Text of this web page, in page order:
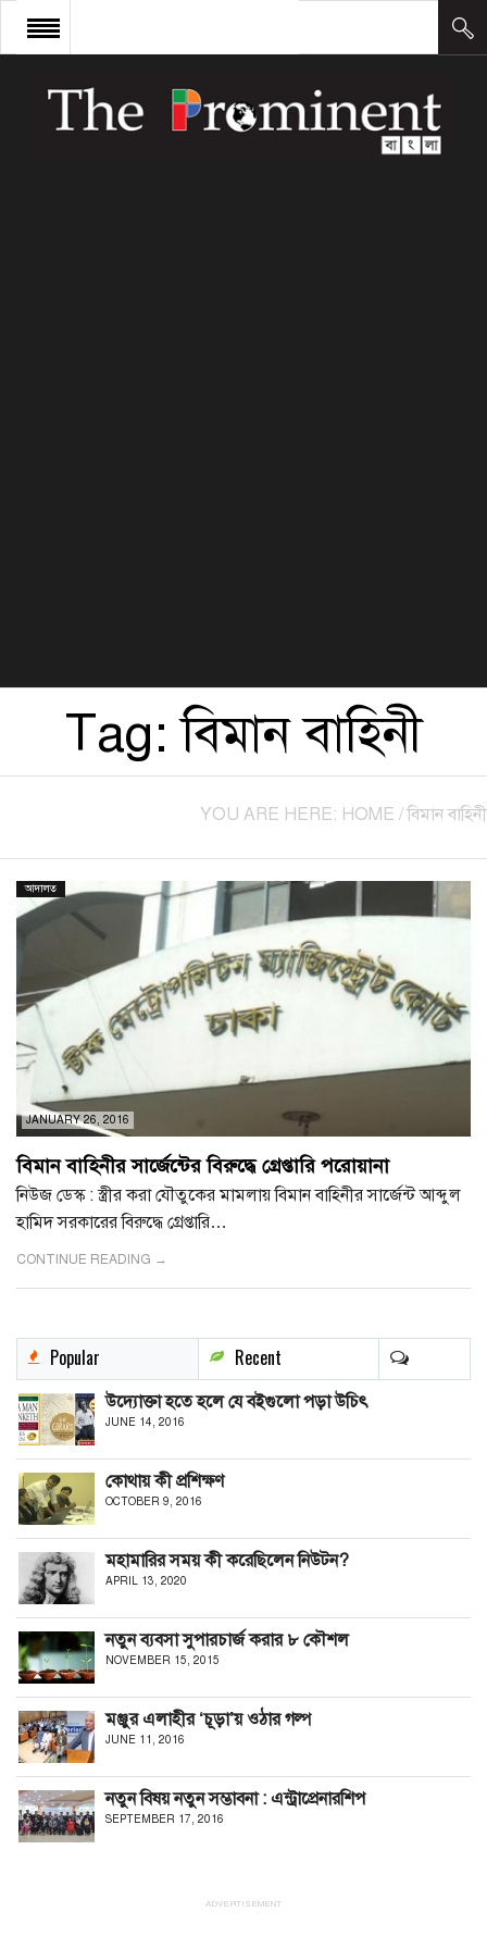
প্রচ্ছদ
Tag:বিমান বাহিনী
YOU ARE HERE: HOME / বিমান বাহিনী
JANUARY 26, 2016
আদালত
বিমান বাহিনীর সার্জেন্টের বিরুদ্ধে গ্রেপ্তারি পরোয়ানা
নিউজ ডেস্ক : স্ত্রীর করা যৌতুকের মামলায় বিমান বাহিনীর সার্জেন্ট আব্দুল
হামিদ সরকারের বিরুদ্ধে গ্রেপ্তারি…
CONTINUE READING →
Popular Recent
উদ্যোক্তা হতে হলে যে বইগুলো পড়া উচিৎ
JUNE 14, 2016
কোথায় কী প্রশিক্ষণ
OCTOBER 9, 2016
মহামারির সময় কী করেছিলেন নিউটন?
APRIL 13, 2020
নতুন ব্যবসা সুপারচার্জ করার ৮ কৌশল
NOVEMBER 15, 2015
মঞ্জুর এলাহীর ‘চূড়া’য় ওঠার গল্প
JUNE 11, 2016
নতুন বিষয় নতুন সম্ভাবনা : এন্ট্রাপ্রেনারশিপ
SEPTEMBER 17, 2016
ADVERTISEMENT